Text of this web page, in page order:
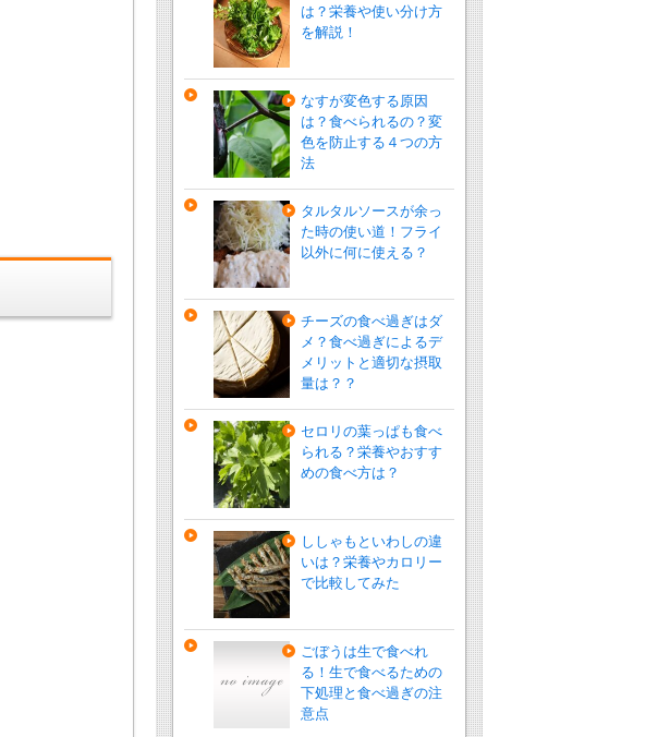
は？栄養や使い分け方
を解説！
なすが変色する原因
は？食べられるの？変
色を防止する４つの方
法
タルタルソースが余っ
た時の使い道！フライ
以外に何に使える？
チーズの食べ過ぎはダ
メ？食べ過ぎによるデ
メリットと適切な摂取
量は？？
セロリの葉っぱも食べ
られる？栄養やおすす
めの食べ方は？
ししゃもといわしの違
いは？栄養やカロリー
で比較してみた
ごぼうは生で食べれ
る！生で食べるための
下処理と食べ過ぎの注
意点